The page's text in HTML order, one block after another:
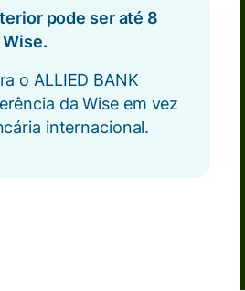
pode ser até 8
o ALLIED BANK
da Wise em vez
internacional.